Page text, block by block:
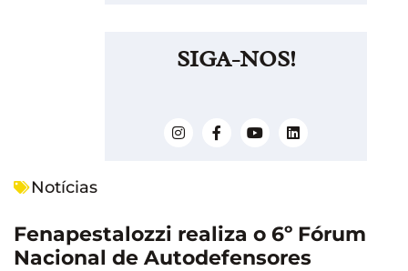
SIGA-NOS!
Notícias
Fenapestalozzi realiza o 6º Fórum
Nacional de Autodefensores